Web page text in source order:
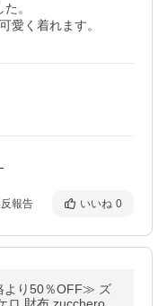
。
愛く着れます。
報告 いいね 0
より50％OFF≫ ズ